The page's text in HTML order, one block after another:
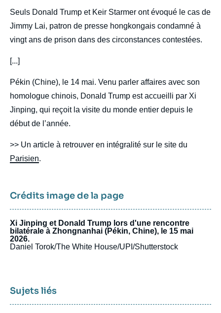
Seuls Donald Trump et Keir Starmer ont évoqué le cas de
Jimmy Lai, patron de presse hongkongais condamné à
vingt ans de prison dans des circonstances contestées.
[...]
Pékin (Chine), le 14 mai. Venu parler affaires avec son
homologue chinois, Donald Trump est accueilli par Xi
Jinping, qui reçoit la visite du monde entier depuis le
début de l’année.
>> Un article à retrouver en intégralité sur le site du
Parisien.
Crédits image de la page
Xi Jinping et Donald Trump lors d'une rencontre
bilatérale à Zhongnanhai (Pékin, Chine), le 15 mai
2026.
Daniel Torok/The White House/UPI/Shutterstock
Sujets liés